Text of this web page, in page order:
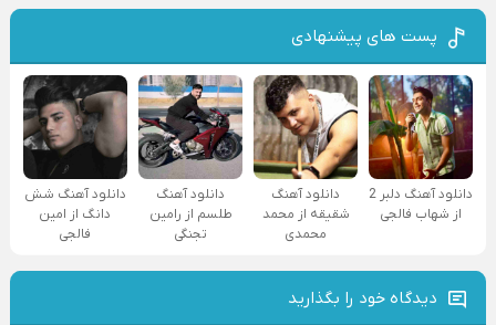
پست های پیشنهادی
دانلود آهنگ دلبر 2
از شهاب فالجی
دانلود آهنگ
شقیقه از محمد
محمدی
دانلود آهنگ
طلسم از رامین
تجنگی
دانلود آهنگ شش
دانگ از امین
فالجی
دیدگاه خود را بگذارید